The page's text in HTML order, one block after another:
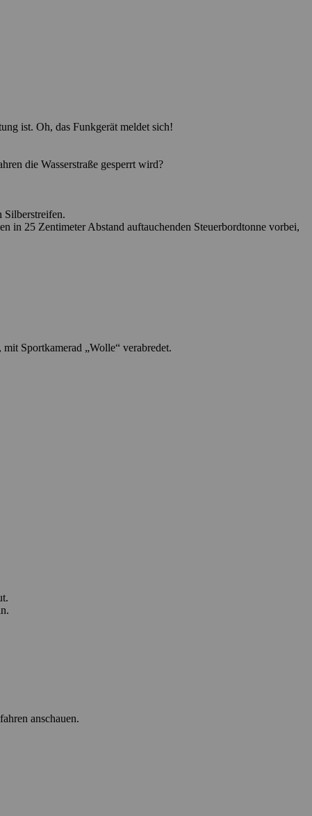
ist. Oh, das Funkgerät meldet sich!
die Wasserstraße gesperrt wird?
Silberstreifen.
in 25 Zentimeter Abstand auftauchenden Steuerbordtonne vorbei,
Sportkamerad „Wolle“ verabredet.
anschauen.